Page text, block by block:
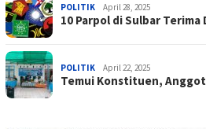
POLITIK April 28, 2025
10 Parpol di Sulbar
POLITIK April 22, 2025
Temui Konstituen,